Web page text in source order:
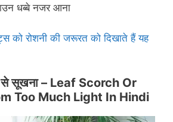
धब्बे नजर आना
को रोशनी की जरूरत को दिखाते हैं यह
से सूखना – Leaf Scorch Or
Too Much Light In Hindi